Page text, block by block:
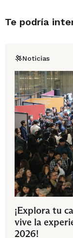
Te podría
Noticias
¡Explora tu
vive la
2026!